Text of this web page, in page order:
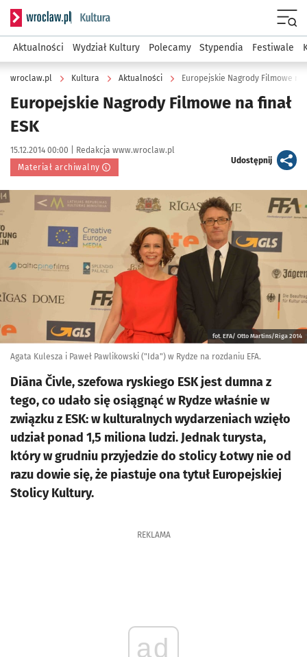
Serwis informacyjny wroclaw.pl podserwis: Kultura
Aktualności Wydział Kultury Polecamy Stypendia Festiwale
wroclaw.pl Kultura Aktualności Europejskie Nagrody Filmowe na
Europejskie Nagrody Filmowe na finał
ESK
Data publikacji:
15.12.2014 00:00 | Autor:
Redakcja www.wroclaw.pl
Materiał archiwalny
Udostępnijartykuł
Kliknij, aby powiększyć
fot. EFA/ Otto Martins/Riga 2014
Agata Kulesza i Paweł Pawlikowski ("Ida") w Rydze na rozdaniu EFA.
Diāna Čivle, szefowa ryskiego ESK jest dumna z
tego, co udało się osiągnąć w Rydze właśnie w
związku z ESK: w kulturalnych wydarzeniach wzięło
udział ponad 1,5 miliona ludzi. Jednak turysta,
który w grudniu przyjedzie do stolicy Łotwy nie od
razu dowie się, że piastuje ona tytuł Europejskiej
Stolicy Kultury.
REKLAMA
ad